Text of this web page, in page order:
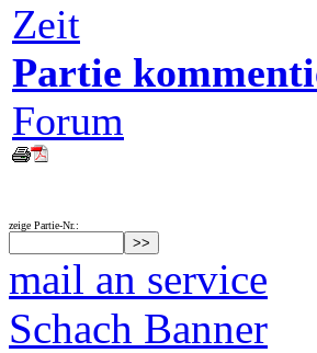
Zeit
Partie
Forum
zeige Partie-Nr.:
mail an service
Schach Banner